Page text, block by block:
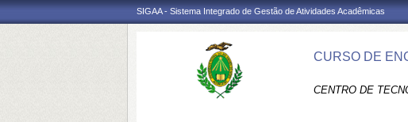
SIGAA - Sistema Integrado de Gestão de Atividades Acadêmicas
CURSO DE
CENTRO DE